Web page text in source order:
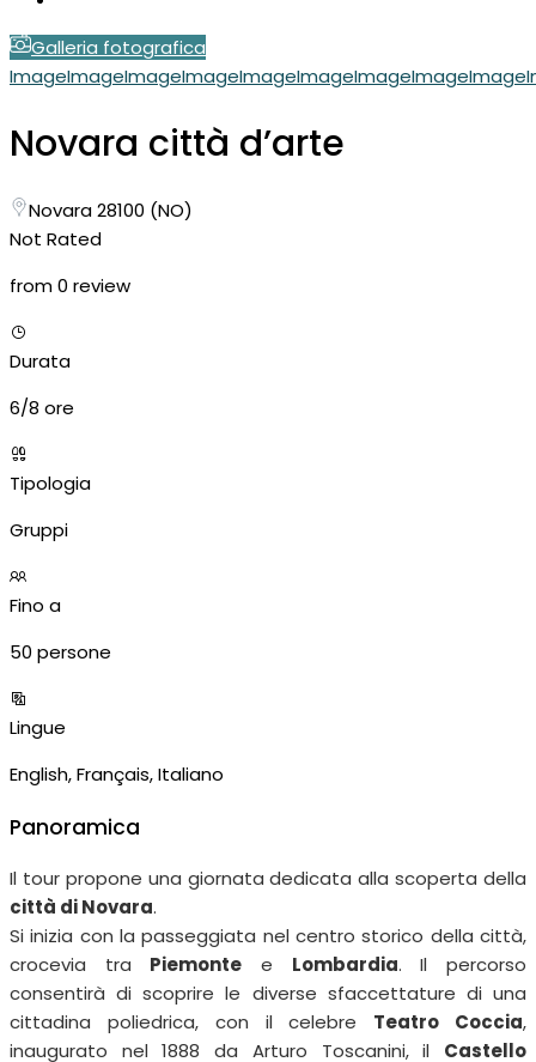
Galleria fotografica
ImageImageImageImageImageImageImageImageImage
Novara città d’arte
Novara 28100 (NO)
Not Rated
from 0 review
Durata
6/8 ore
Tipologia
Gruppi
Fino a
50 persone
Lingue
English, Français, Italiano
Panoramica
Il tour propone una giornata dedicata alla scoperta della
città di Novara.
Si inizia con la passeggiata nel centro storico della città,
crocevia tra Piemonte e Lombardia.
Il percorso
consentirà di scoprire le diverse sfaccettature di una
cittadina poliedrica, con il celebre Teatro Coccia,
inaugurato nel 1888 da Arturo Toscanini, il Castello